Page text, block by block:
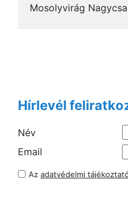
Mosolyvirág
Hírlevél
Név
Email
Az adatvédelmi